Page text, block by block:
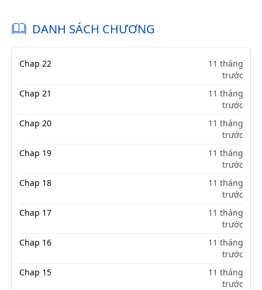
DANH SÁCH CHƯƠNG
Chap 22
11 tháng
trước
Chap 21
11 tháng
trước
Chap 20
11 tháng
trước
Chap 19
11 tháng
trước
Chap 18
11 tháng
trước
Chap 17
11 tháng
trước
Chap 16
11 tháng
trước
Chap 15
11 tháng
trước